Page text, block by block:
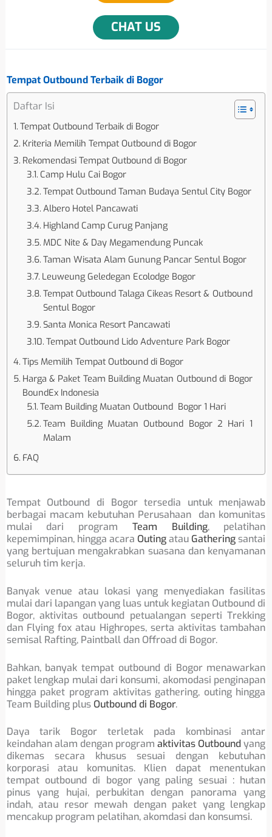
CHAT US
Tempat Outbound Terbaik di Bogor
Daftar Isi
Tempat Outbound Terbaik di Bogor
Kriteria Memilih Tempat Outbound di Bogor
Rekomendasi Tempat Outbound di Bogor
Camp Hulu Cai Bogor
Tempat Outbound Taman Budaya Sentul City Bogor
Albero Hotel Pancawati
Highland Camp Curug Panjang
MDC Nite & Day Megamendung Puncak
Taman Wisata Alam Gunung Pancar Sentul Bogor
Leuweung Geledegan Ecolodge Bogor
Tempat Outbound Talaga Cikeas Resort & Outbound
Sentul Bogor
Santa Monica Resort Pancawati
Tempat Outbound Lido Adventure Park Bogor
Tips Memilih Tempat Outbound di Bogor
Harga & Paket Team Building Muatan Outbound di Bogor
BoundEx Indonesia
Team Building Muatan Outbound Bogor 1 Hari
Team Building Muatan Outbound Bogor 2 Hari 1
Malam
FAQ
Tempat Outbound di Bogor tersedia untuk menjawab
berbagai macam kebutuhan Perusahaan dan komunitas
mulai dari program Team Building, pelatihan
kepemimpinan, hingga acara Outingatau Gatheringsantai
yang bertujuan mengakrabkan suasana dan kenyamanan
seluruh tim kerja.
Banyak venue atau lokasi yang menyediakan fasilitas
mulai dari lapangan yang luas untuk kegiatan Outbound di
Bogor, aktivitas outbound petualangan seperti Trekking
dan Flying fox atau Highropes, serta aktivitas tambahan
semisal Rafting, Paintball dan Offroad di Bogor.
Bahkan, banyak tempat outbound di Bogor menawarkan
paket lengkap mulai dari konsumi, akomodasi penginapan
hingga paket program aktivitas gathering, outing hingga
Team Building plus Outbound di Bogor.
Daya tarik Bogor terletak pada kombinasi antar
keindahan alam dengan programaktivitas Outboundyang
dikemas secara khusus sesuai dengan kebutuhan
korporasi atau komunitas. Klien dapat menentukan
tempat outbound di bogor yang paling sesuai : hutan
pinus yang hujai, perbukitan dengan panorama yang
indah, atau resor mewah dengan paket yang lengkap
mencakup program pelatihan, akomdasi dan konsumsi.